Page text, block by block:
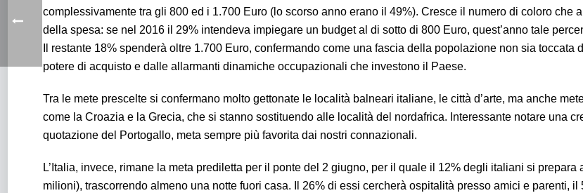
complessivamente tra gli 800 ed i 1.700 Euro (lo scorso anno erano il 49%). Cresce il numero di coloro che
della spesa: se nel 2016 il 29% intendeva impiegare un budget al di sotto di 800 Euro, quest’anno tale
Il restante 18% spenderà oltre 1.700 Euro, confermando come una fascia della popolazione non sia toccata
potere di acquisto e dalle allarmanti dinamiche occupazionali che investono il Paese.
Tra le mete prescelte si confermano molto gettonate le località balneari italiane, le città d’arte, ma anche
come la Croazia e la Grecia, che si stanno sostituendo alle località del nordafrica. Interessante notare una
quotazione del Portogallo, meta sempre più favorita dai nostri connazionali.
L’Italia, invece, rimane la meta prediletta per il ponte del 2 giugno, per il quale il 12% degli italiani si prepara
milioni), trascorrendo almeno una notte fuori casa. Il 26% di essi cercherà ospitalità presso amici e parenti, il